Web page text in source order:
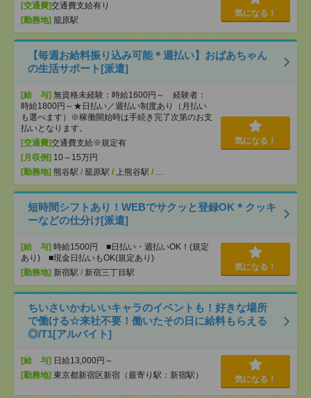
[交通費]交通費支給有り
[勤務地] 籠原駅
気になる！
【毎週お給料振り込み可能＊週払い】おばあちゃん
の生活サポート[派遣]
[給 与] 無資格未経験：時給1600円～ 経験者：
時給1800円～★日払い／週払い制度あり（月払い
も選べます）※稼働開始時は手続き完了次第のお支
払いとなります。
[交通費]交通費支給※規定有
[月収例] 10～15万円
[勤務地] 熊谷駅 / 籠原駅 / 上熊谷駅 / …
気になる！
短時間シフトあり！WEBでサクッと登録OK＊クッキ
ーなどの仕分け[派遣]
[給 与] 時給1500円 ■日払い・週払いOK！(規定
あり) ■現金日払いもOK(規定あり)
[勤務地] 新宿駅 / 新宿三丁目駅
気になる！
ちいさいかわいいキャラのイベントも！好きな場所
で働ける☆来社不要！働いたその日に給料もらえる
◎/T1[アルバイト]
[給 与] 日給13,000円～
[勤務地] 東京都新宿区新宿（最寄り駅：新宿駅） 気になる！